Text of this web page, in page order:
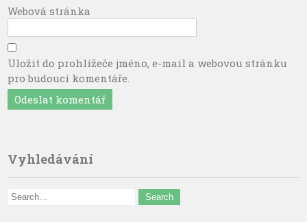
Webová stránka
Uložit do prohlížeče jméno, e-mail a webovou stránku
pro budoucí komentáře.
Vyhledávání